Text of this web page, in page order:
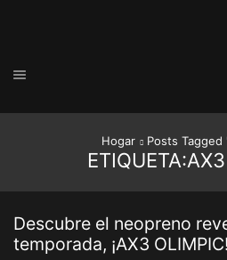
Hogar Posts Tagged
Descubre el neopreno
temporada, ¡AX3 OLIMPIC!